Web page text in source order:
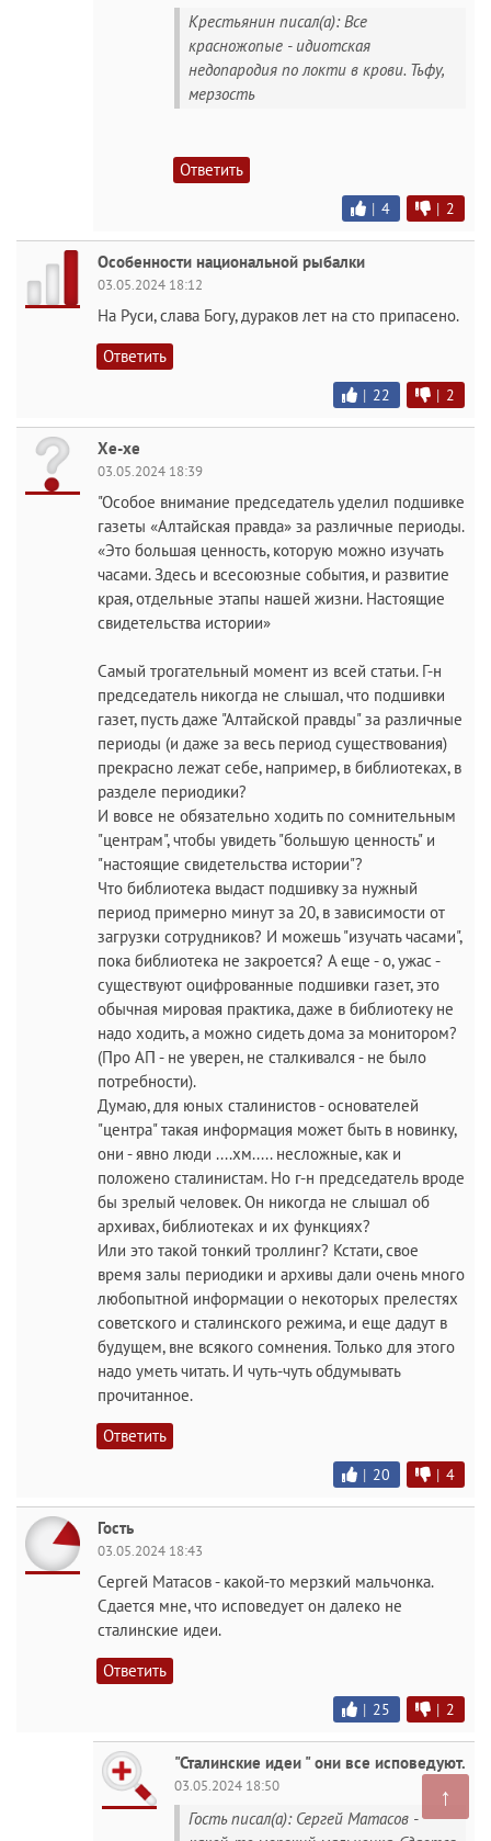
Крестьянин писал(а): Все
красножoпыe - идиотская
недопародия по локти в крови. Тьфу,
мерзость
Ответить
| 4 | 2
Особенности национальной рыбалки
03.05.2024 18:12
На Руси, слава Богу, дураков лет на сто припасено.
Ответить
| 22 | 2
Хе-хе
03.05.2024 18:39
"Особое внимание председатель уделил подшивке
газеты «Алтайская правда» за различные периоды.
«Это большая ценность, которую можно изучать
часами. Здесь и всесоюзные события, и развитие
края, отдельные этапы нашей жизни. Настоящие
свидетельства истории»
Самый трогательный момент из всей статьи. Г-н
председатель никогда не слышал, что подшивки
газет, пусть даже "Алтайской правды" за различные
периоды (и даже за весь период существования)
прекрасно лежат себе, например, в библиотеках, в
разделе периодики?
И вовсе не обязательно ходить по сомнительным
"центрам", чтобы увидеть "большую ценность" и
"настоящие свидетельства истории"?
Что библиотека выдаст подшивку за нужный
период примерно минут за 20, в зависимости от
загрузки сотрудников? И можешь "изучать часами",
пока библиотека не закроется? А еще - о, ужас -
существуют оцифрованные подшивки газет, это
обычная мировая практика, даже в библиотеку не
надо ходить, а можно сидеть дома за монитором?
(Про АП - не уверен, не сталкивался - не было
потребности).
Думаю, для юных сталинистов - основателей
"центра" такая информация может быть в новинку,
они - явно люди ....хм..... несложные, как и
положено сталинистам. Но г-н председатель вроде
бы зрелый человек. Он никогда не слышал об
архивах, библиотеках и их функциях?
Или это такой тонкий троллинг? Кстати, свое
время залы периодики и архивы дали очень много
любопытной информации о некоторых прелестях
советского и сталинского режима, и еще дадут в
будущем, вне всякого сомнения. Только для этого
надо уметь читать. И чуть-чуть обдумывать
прочитанное.
Ответить
| 20 | 4
Гость
03.05.2024 18:43
Сергей Матасов - какой-то мерзкий мальчонка.
Сдается мне, что исповедует он далеко не
сталинские идеи.
Ответить
| 25 | 2
"Сталинские идеи " они все исповедуют.
03.05.2024 18:50
Гость писал(а): Сергей Матасов -
↑